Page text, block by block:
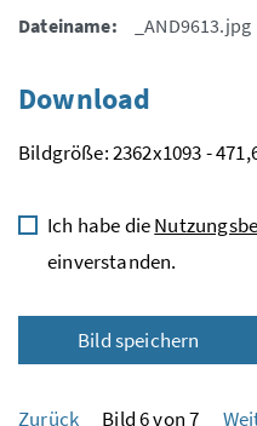
Dateiname:
_AND9613.jpg
Download
Bildgröße: 2362x1093 -
Ich habe die
einverstanden.
Bild speichern
Zurück Bild 6 von 7